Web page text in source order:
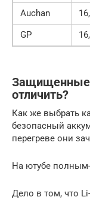
Auchan
GP
Защищенные
отличить?
Как же выбрать
безопасный
перегреве они
На ютубе
Дело в том, что